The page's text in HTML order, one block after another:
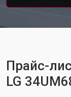
Прайс-
LG